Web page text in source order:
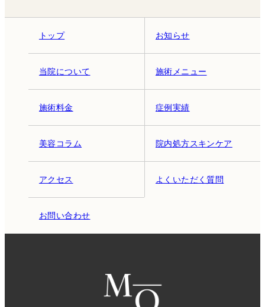
トップ お知らせ
当院について 施術メニュー
施術料金 症例実績
美容コラム 院内処方スキンケア
アクセス よくいただく質問
お問い合わせ